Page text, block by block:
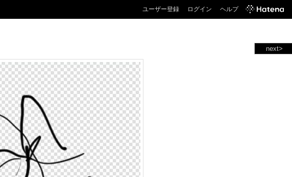
ユーザー登録 ログイン ヘルプ
next>